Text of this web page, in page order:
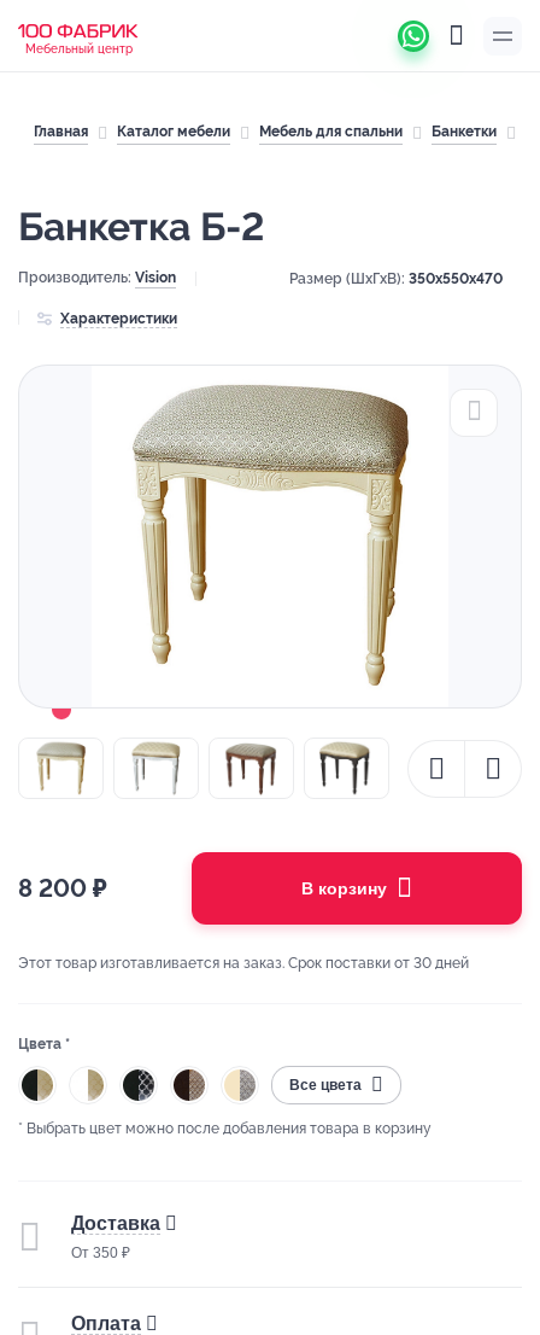
Мебельный центр
Главная Каталог мебели Мебель для спальни Банкетки
Банкетка Б-2
Производитель: Vision Размер (ШхГхВ): 350x550x470
Характеристики
8 200 ₽ В корзину
Этот товар изготавливается на заказ. Срок поставки от 30 дней
Цвета *
Все цвета
* Выбрать цвет можно после добавления товара в корзину
Доставка
От 350 ₽
Оплата